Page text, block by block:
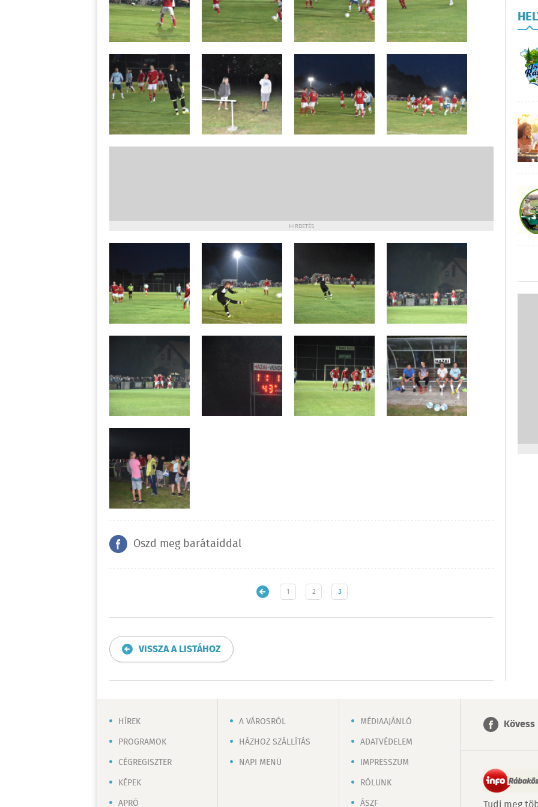
HIRDETÉS
Oszd meg barátaiddal
1 2 3
VISSZA A LISTÁHOZ
HÍREK
PROGRAMOK
CÉGREGISZTER
KÉPEK
APRÓ
A VÁROSRÓL
HÁZHOZ SZÁLLÍTÁS
NAPI MENÜ
MÉDIAAJÁNLÓ
ADATVÉDELEM
IMPRESSZUM
RÓLUNK
ÁSZF